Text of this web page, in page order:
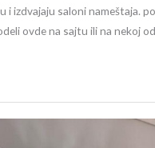
i izdvajaju saloni nameštaja.
ovde na sajtu ili na nekoj